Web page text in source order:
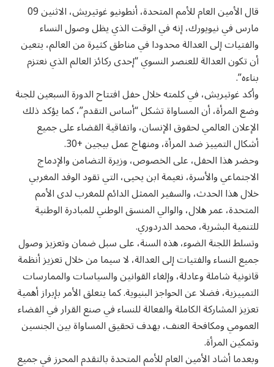
قال الأمين العام للأمم المتحدة، أنطونيو غوتيريش، الاثنين 09
مارس في نيويورك، إنه في الوقت الذي يظل وصول النساء
والفتيات إلى العدالة محدودا في مناطق كثيرة من العالم، يتعين
أن تكون العدالة للعنصر النسوي “إحدى ركائز العالم الذي نعتزم
بناءه”.
وأكد غوتيريش، في كلمته خلال حفل افتتاح الدورة السبعين للجنة
وضع المرأة، أن المساواة تشكل “أساس التقدم”، كما يؤكد ذلك
الإعلان العالمي لحقوق الإنسان، واتفاقية القضاء على جميع
أشكال التمييز ضد المرأة، ومنهاج عمل بيجين +30.
وحضر هذا الحفل، على الخصوص، وزيرة التضامن والإدماج
الاجتماعي والأسرة، نعيمة ابن يحيى، التي تقود الوفد المغربي
خلال هذا الحدث، والسفير الممثل الدائم للمغرب لدى الأمم
المتحدة، عمر هلال، والوالي المنسق الوطني للمبادرة الوطنية
للتنمية البشرية، محمد الدردوري.
وتسلط اللجنة الضوء، هذه السنة، على سبل ضمان وتعزيز وصول
جميع النساء والفتيات إلى العدالة، لا سيما من خلال تعزيز أنظمة
قانونية شاملة وعادلة، وإلغاء القوانين والسياسات والممارسات
التمييزية، فضلا عن الحواجز البنيوية. كما يتعلق الأمر بإبراز أهمية
تعزيز المشاركة الكاملة والفعالة للنساء في صنع القرار في الفضاء
العمومي ومكافحة العنف، بهدف تحقيق المساواة بين الجنسين
وتمكين المرأة.
وبعدما أشاد الأمين العام للأمم المتحدة بالتقدم المحرز في جميع